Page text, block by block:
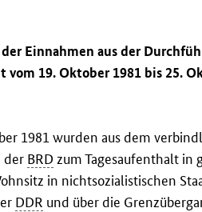
Einnahmen aus der
19. Oktober 1981 bis 25.
1981 wurden aus dem
der BRD zum Tagesaufenthalt in
in nichtsozialistischen
DDR und über die